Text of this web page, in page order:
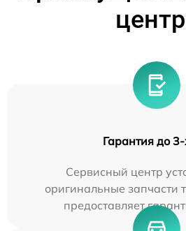
Гарантия до 3-
Сервисный центр
оригинальные запчасти
предоставляет